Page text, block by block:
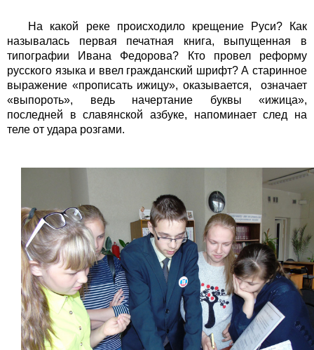
На какой реке происходило крещение Руси? Как
называлась первая печатная книга, выпущенная в
типографии Ивана Федорова? Кто провел реформу
русского языка и ввел гражданский шрифт? А старинное
выражение «прописать ижицу», оказывается, означает
«выпороть», ведь начертание буквы «ижица»,
последней в славянской азбуке, напоминает след на
теле от удара розгами.